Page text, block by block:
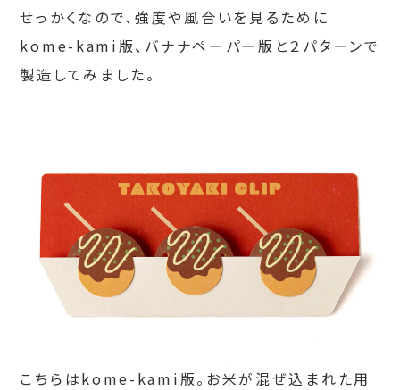
せっかくなので、強度や風合いを見るために
kome-kami版、バナナペーパー版と２パターンで
製造してみました。
こちらはkome-kami版。お米が混ぜ込まれた用